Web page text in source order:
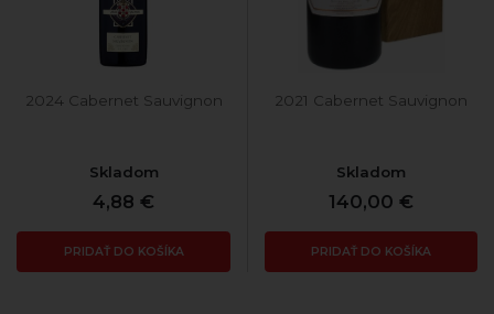
2024 Cabernet Sauvignon
Skladom
4,88 €
PRIDAŤ DO KOŠÍKA
2021 Cabernet Sauvignon
Skladom
140,00 €
PRIDAŤ DO KOŠÍKA